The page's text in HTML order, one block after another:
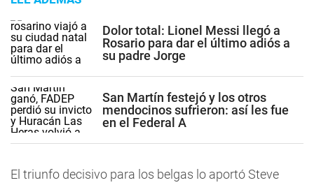
Dolor total: Lionel Messi llegó a
Rosario para dar el último adiós a
su padre Jorge
San Martín festejó y los otros
mendocinos sufrieron: así les fue
en el Federal A
El triunfo decisivo para los belgas lo aportó Steve